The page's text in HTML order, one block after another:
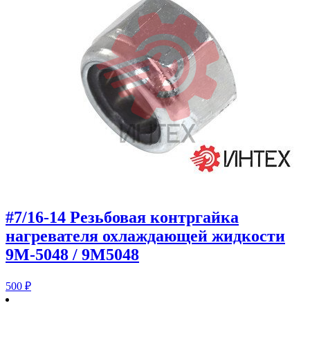
#7/16-14 Резьбовая контргайка
нагревателя охлаждающей жидкости
9M-5048 / 9M5048
500 ₽